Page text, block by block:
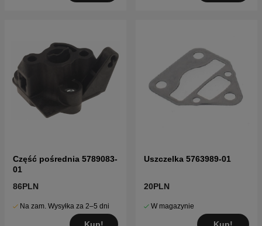
Część pośrednia 5789083-
01
86PLN
Na zam. Wysyłka za 2–5 dni
Kup!
Uszczelka 5763989-01
20PLN
W magazynie
Kup!